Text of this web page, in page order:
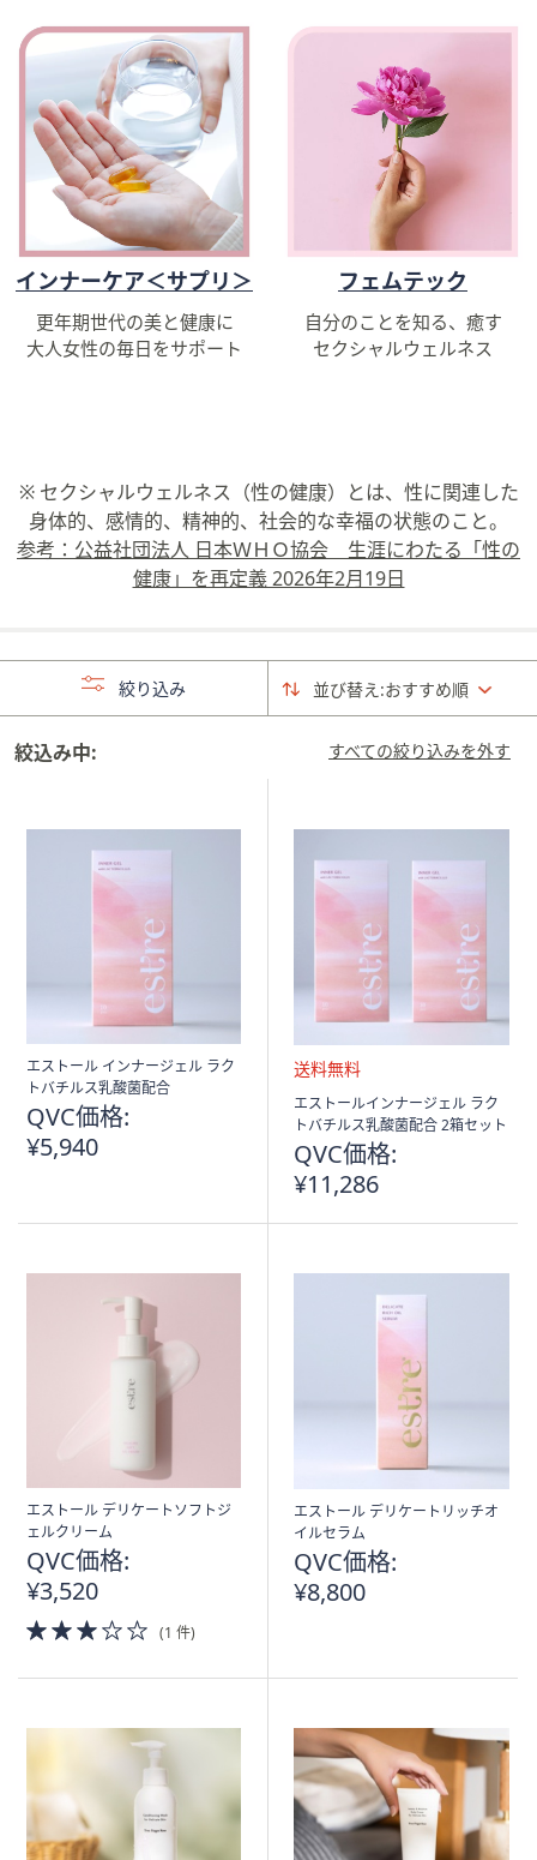
す。
インナーケア＜サプリ＞
更年期世代の美と健康に
大人女性の毎日をサポート
フェムテック
自分のことを知る、癒す
セクシャルウェルネス
※ セクシャルウェルネス（性の健康）とは、性に関連した
身体的、感情的、精神的、社会的な幸福の状態のこと。
参考：公益社団法人 日本ＷＨＯ協会 生涯にわたる「性の
健康」を再定義 2026年2月19日
並び替え:おすすめ順
絞り込み
すべての絞り込みを外す
絞込み中:
エストール インナージェル ラク
トバチルス乳酸菌配合
QVC価格:
¥5,940
送
料
料
エストールインナージェル ラク
トバチルス乳酸菌配合 2箱セット
QVC価格:
¥11,286
エストール デリケートソフトジ
ェルクリーム
QVC価格:
¥3,520
3.0
of
(1 件)
エストール デリケートリッチオ
イルセラム
QVC価格:
¥8,800